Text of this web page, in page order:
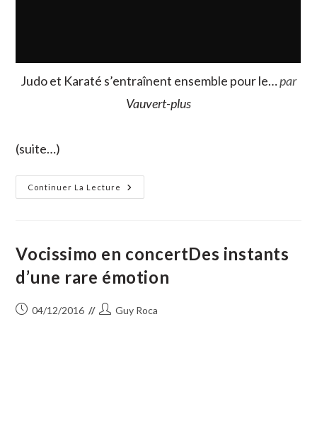
Judo et Karaté s’entraînent ensemble pour le…par
Vauvert-plus
(suite…)
Continuer La Lecture
Le
Judo
Commun
Le
Téléthon
Vocissimo en concertDes instants
d’une rare émotion
Publication
04/12/2016
Auteur/autrice
Guy Roca